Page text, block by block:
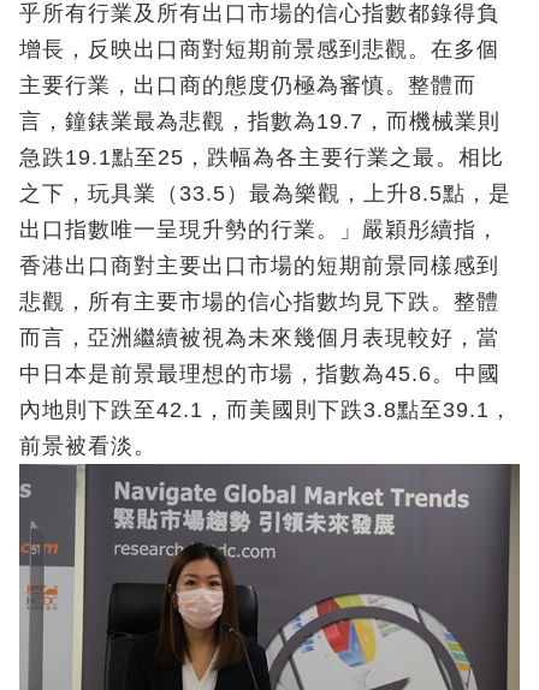
乎所有行業及所有出口市場的信心指數都錄得負
增長，反映出口商對短期前景感到悲觀。在多個
主要行業，出口商的態度仍極為審慎。整體而
言，鐘錶業最為悲觀，指數為19.7，而機械業則
急跌19.1點至25，跌幅為各主要行業之最。相比
之下，玩具業（33.5）最為樂觀，上升8.5點，是
出口指數唯一呈現升勢的行業。」嚴穎彤續指，
香港出口商對主要出口市場的短期前景同樣感到
悲觀，所有主要市場的信心指數均見下跌。整體
而言，亞洲繼續被視為未來幾個月表現較好，當
中日本是前景最理想的市場，指數為45.6。中國
內地則下跌至42.1，而美國則下跌3.8點至39.1，
前景被看淡。